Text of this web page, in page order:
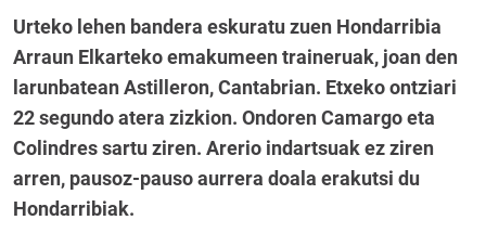
Urteko lehen bandera eskuratu zuen Hondarribia
Arraun Elkarteko emakumeen traineruak, joan den
larunbatean Astilleron, Cantabrian. Etxeko ontziari
22 segundo atera zizkion. Ondoren Camargo eta
Colindres sartu ziren. Arerio indartsuak ez ziren
arren, pausoz-pauso aurrera doala erakutsi du
Hondarribiak.